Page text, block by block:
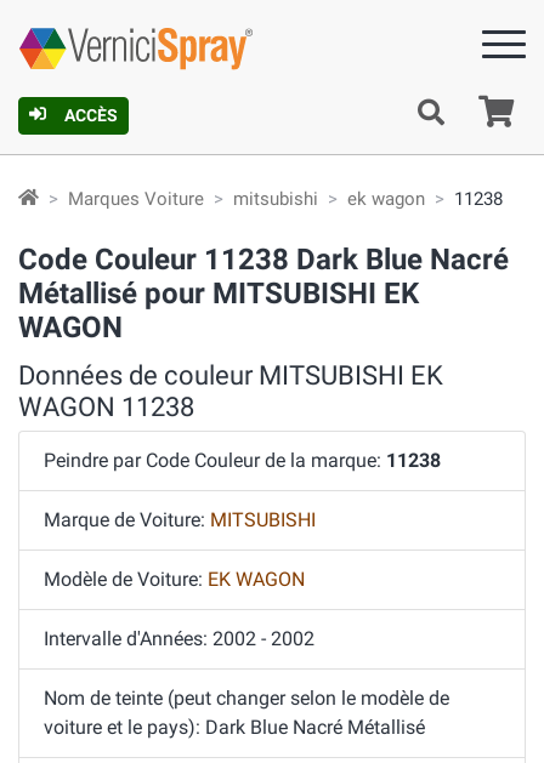
ACCÈS
Marques Voiture mitsubishi ek wagon 11238
Code Couleur 11238 Dark Blue Nacré
Métallisé pour MITSUBISHI EK
WAGON
Données de couleur MITSUBISHI EK
WAGON 11238
Peindre par Code Couleur de la marque: 11238
Marque de Voiture: MITSUBISHI
Modèle de Voiture: EK WAGON
Intervalle d'Années: 2002 - 2002
Nom de teinte (peut changer selon le modèle de
voiture et le pays): Dark Blue Nacré Métallisé